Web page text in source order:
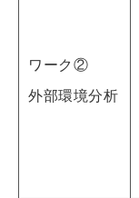
ワーク②
外部環境分析